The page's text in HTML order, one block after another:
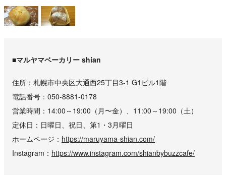
■マルヤマベーカリー shian
住所
札幌市中央区大通西25丁目3-1 G1ビル1階
電話番号
050-8881-0178
営業時間
14:00～19:00（月〜金）、11:00～19:00（土）
定休日
日曜日、祝日、第1・3月曜日
ホームページ
https://maruyama-shian.com/
Instagram
https://www.instagram.com/shianbybuzzcafe/